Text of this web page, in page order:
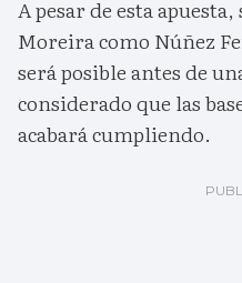
A pesar de esta
Moreira como Núñez
será posible antes de
considerado que las
acabará cumpliendo.